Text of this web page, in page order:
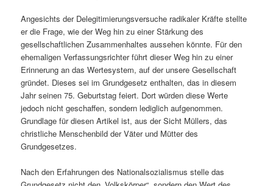
Angesichts der Delegitimierungsversuche radikaler Kräfte stellte
er die Frage, wie der Weg hin zu einer Stärkung des
gesellschaftlichen Zusammenhaltes aussehen könnte. Für den
ehemaligen Verfassungsrichter führt dieser Weg hin zu einer
Erinnerung an das Wertesystem, auf der unsere Gesellschaft
gründet. Dieses sei im Grundgesetz enthalten, das in diesem
Jahr seinen 75. Geburtstag feiert. Dort würden diese Werte
jedoch nicht geschaffen, sondern lediglich aufgenommen.
Grundlage für diesen Artikel ist, aus der Sicht Müllers, das
christliche Menschenbild der Väter und Mütter des
Grundgesetzes.
Nach den Erfahrungen des Nationalsozialismus stelle das